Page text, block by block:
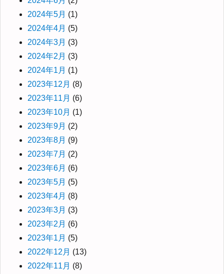
2024年5月 (1)
2024年4月 (5)
2024年3月 (3)
2024年2月 (3)
2024年1月 (1)
2023年12月 (8)
2023年11月 (6)
2023年10月 (1)
2023年9月 (2)
2023年8月 (9)
2023年7月 (2)
2023年6月 (6)
2023年5月 (5)
2023年4月 (8)
2023年3月 (3)
2023年2月 (6)
2023年1月 (5)
2022年12月 (13)
2022年11月 (8)